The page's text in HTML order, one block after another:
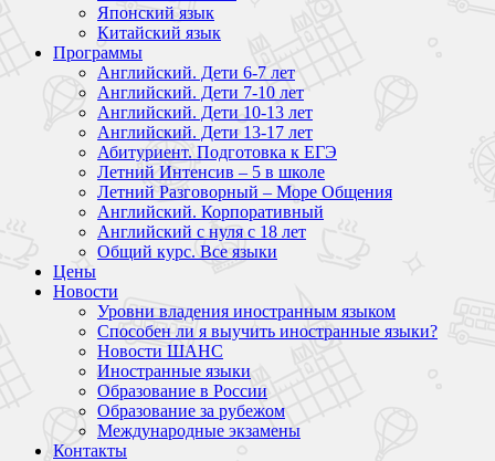
Японский язык
Китайский язык
Программы
Английский. Дети 6-7 лет
Английский. Дети 7-10 лет
Английский. Дети 10-13 лет
Английский. Дети 13-17 лет
Абитуриент. Подготовка к ЕГЭ
Летний Интенсив – 5 в школе
Летний Разговорный – Море Общения
Английский. Корпоративный
Английский с нуля с 18 лет
Общий курс. Все языки
Цены
Новости
Уровни владения иностранным языком
Способен ли я выучить иностранные языки?
Новости ШАНС
Иностранные языки
Образование в России
Образование за рубежом
Международные экзамены
Контакты